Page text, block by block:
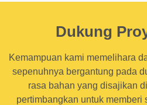
Dukung
Kemampuan kami memelihara
sepenuhnya bergantung pada
rasa bahan yang disajikan
pertimbangkan untuk memberi